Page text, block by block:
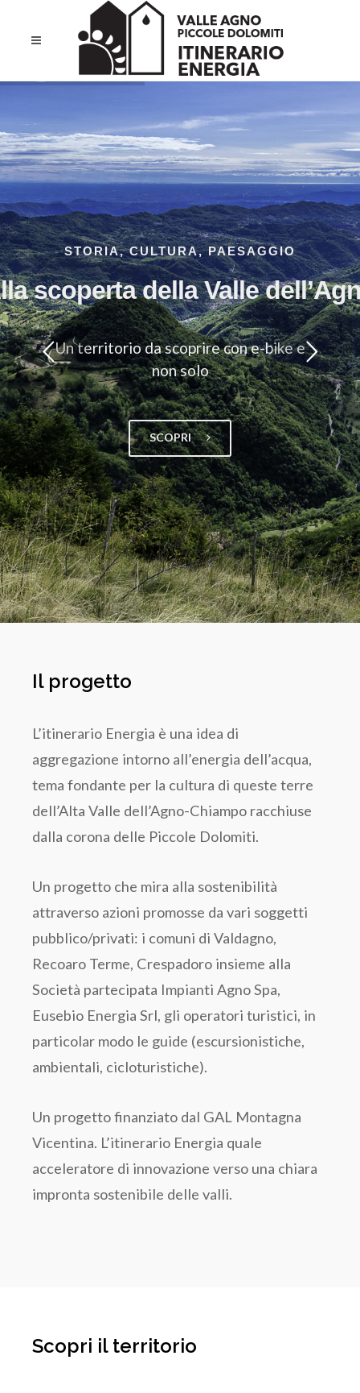
STORIA, CULTURA, PAESAGGIO
scoperta della Valle
Un territorio da scoprire con e-bike e
non solo
SCOPRI
Il progetto
L’itinerario Energia è una idea di
aggregazione intorno all’energia dell’acqua,
tema fondante per la cultura di queste terre
dell’Alta Valle dell’Agno-Chiampo racchiuse
dalla corona delle Piccole Dolomiti.
Un progetto che mira alla sostenibilità
attraverso azioni promosse da vari soggetti
pubblico/privati: i comuni di Valdagno,
Recoaro Terme, Crespadoro insieme alla
Società partecipata Impianti Agno Spa,
Eusebio Energia Srl, gli operatori turistici, in
particolar modo le guide (escursionistiche,
ambientali, cicloturistiche).
Un progetto finanziato dal GAL Montagna
Vicentina. L’itinerario Energia quale
acceleratore di innovazione verso una chiara
impronta sostenibile delle valli.
Scopri il territorio